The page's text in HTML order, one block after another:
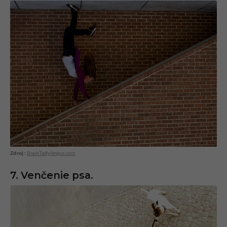
BrainTaffy/imgur.com
7. Venčenie psa.